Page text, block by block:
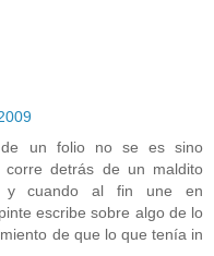
un folio no se es sino
corre detrás de un maldito
y cuando al fin une en
escribe sobre algo de lo
de que lo que tenía in